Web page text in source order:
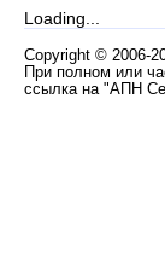
Loading...
Copyright © 2006-
При полном или
ссылка на "АПН